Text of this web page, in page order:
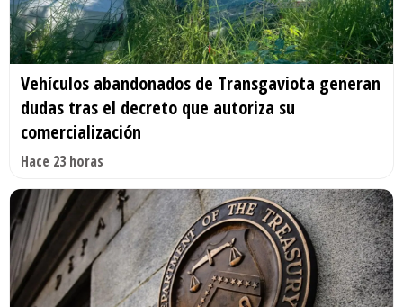
Vehículos abandonados de Transgaviota generan
dudas tras el decreto que autoriza su
comercialización
Hace 23 horas